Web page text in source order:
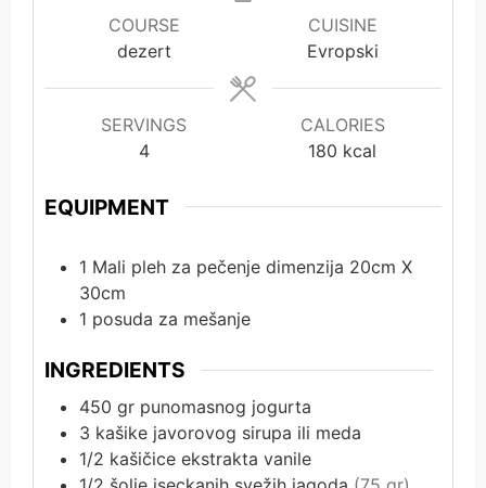
COURSE
dezert
CUISINE
Evropski
SERVINGS
4
CALORIES
180 kcal
EQUIPMENT
1 Mali pleh za pečenje dimenzija 20cm X
30cm
1 posuda za mešanje
INGREDIENTS
450 gr punomasnog jogurta
3 kašike javorovog sirupa ili meda
1/2 kašičice ekstrakta vanile